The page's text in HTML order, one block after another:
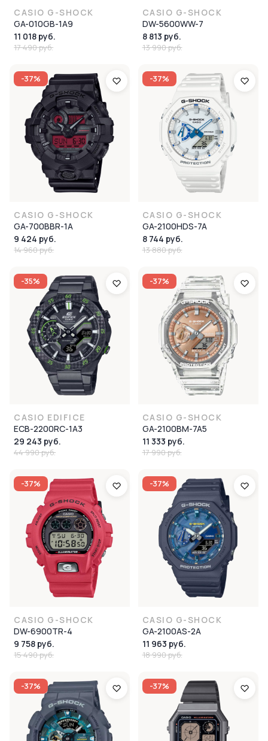
CASIO G-SHOCK
GA-010GB-1A9
11 018 руб.
17 490 руб.
CASIO G-SHOCK
DW-5600WW-7
8 813 руб.
13 990 руб.
-37%
CASIO G-SHOCK
GA-700BBR-1A
9 424 руб.
14 960 руб.
-37%
CASIO G-SHOCK
GA-2100HDS-7A
8 744 руб.
13 880 руб.
-35%
CASIO EDIFICE
ECB-2200RC-1A3
29 243 руб.
44 990 руб.
-37%
CASIO G-SHOCK
GA-2100BM-7A5
11 333 руб.
17 990 руб.
-37%
CASIO G-SHOCK
DW-6900TR-4
9 758 руб.
15 490 руб.
-37%
CASIO G-SHOCK
GA-2100AS-2A
11 963 руб.
18 990 руб.
-37% -37%